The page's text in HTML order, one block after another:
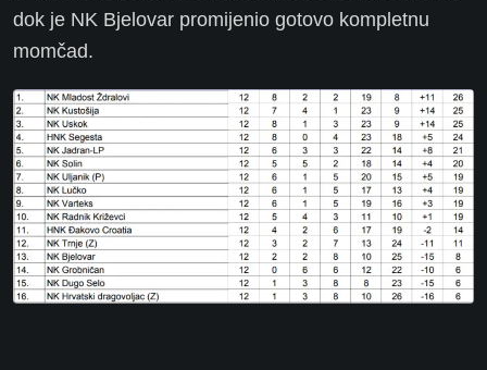
dok je NK Bjelovar promijenio gotovo kompletnu
momčad.